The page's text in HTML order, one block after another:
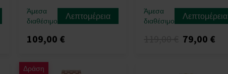
Άμεσα
διαθέσιμο
Λεπτομέρεια
109,00 €
Άμεσα
διαθέσιμο
Λεπτομέρεια
79,00 €
Δράση